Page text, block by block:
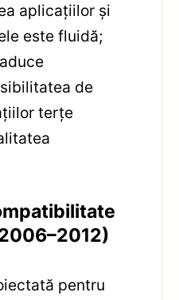
aplicațiilor și
este fluidă;
de
terțe
pentru